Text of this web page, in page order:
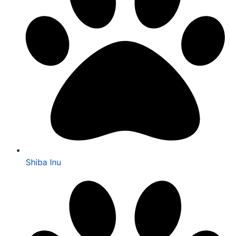
Shiba Inu